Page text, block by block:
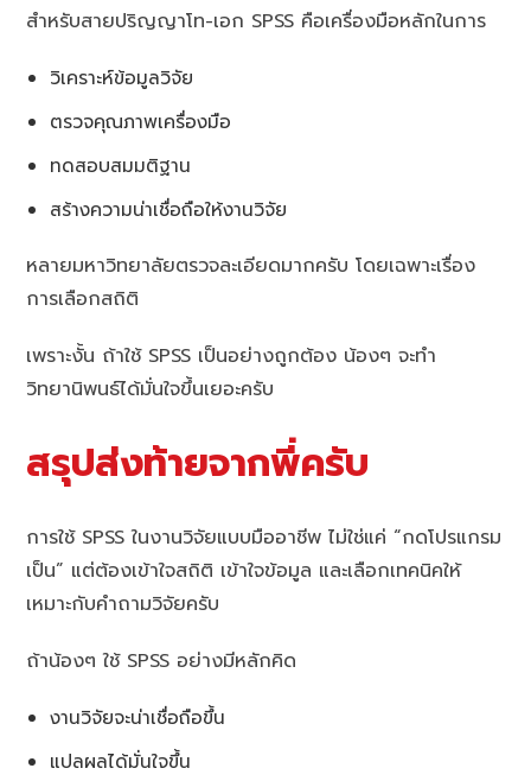
สำหรับสายปริญญาโท-เอก SPSS คือเครื่องมือหลักในการ
วิเคราะห์ข้อมูลวิจัย
ตรวจคุณภาพเครื่องมือ
ทดสอบสมมติฐาน
สร้างความน่าเชื่อถือให้งานวิจัย
หลายมหาวิทยาลัยตรวจละเอียดมากครับ โดยเฉพาะเรื่อง
การเลือกสถิติ
เพราะงั้น ถ้าใช้ SPSS เป็นอย่างถูกต้อง น้องๆ จะทำ
วิทยานิพนธ์ได้มั่นใจขึ้นเยอะครับ
สรุปส่งท้ายจากพี่ครับ
การใช้ SPSS ในงานวิจัยแบบมืออาชีพ ไม่ใช่แค่ “กดโปรแกรม
เป็น” แต่ต้องเข้าใจสถิติ เข้าใจข้อมูล และเลือกเทคนิคให้
เหมาะกับคำถามวิจัยครับ
ถ้าน้องๆ ใช้ SPSS อย่างมีหลักคิด
งานวิจัยจะน่าเชื่อถือขึ้น
แปลผลได้มั่นใจขึ้น